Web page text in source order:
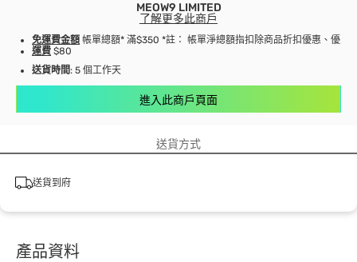
MEOW9 LIMITED
了解更多此商戶
免運費金額 帳單總額* 滿$350 *註： 帳單淨總額指扣除商品折扣優惠、優惠
運費 $80
送貨時間: 5 個工作天
進入此商戶頁面
送貨方式
送貨到府
產品資料